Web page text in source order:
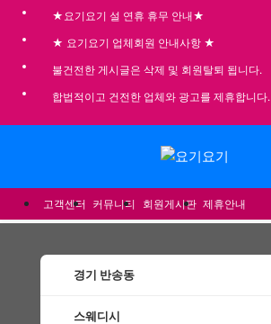
★요기요기 설 연휴 휴무 안내★
★ 요기요기 업체회원 안내사항 ★
불건전한 게시글은 삭제 및 회원탈퇴 됩니다.
합법적이고 건전한 업체와 광고를 제휴합니다.
고객센터 커뮤니티 회원게시판 제휴안내
경기 반송동
스웨디시